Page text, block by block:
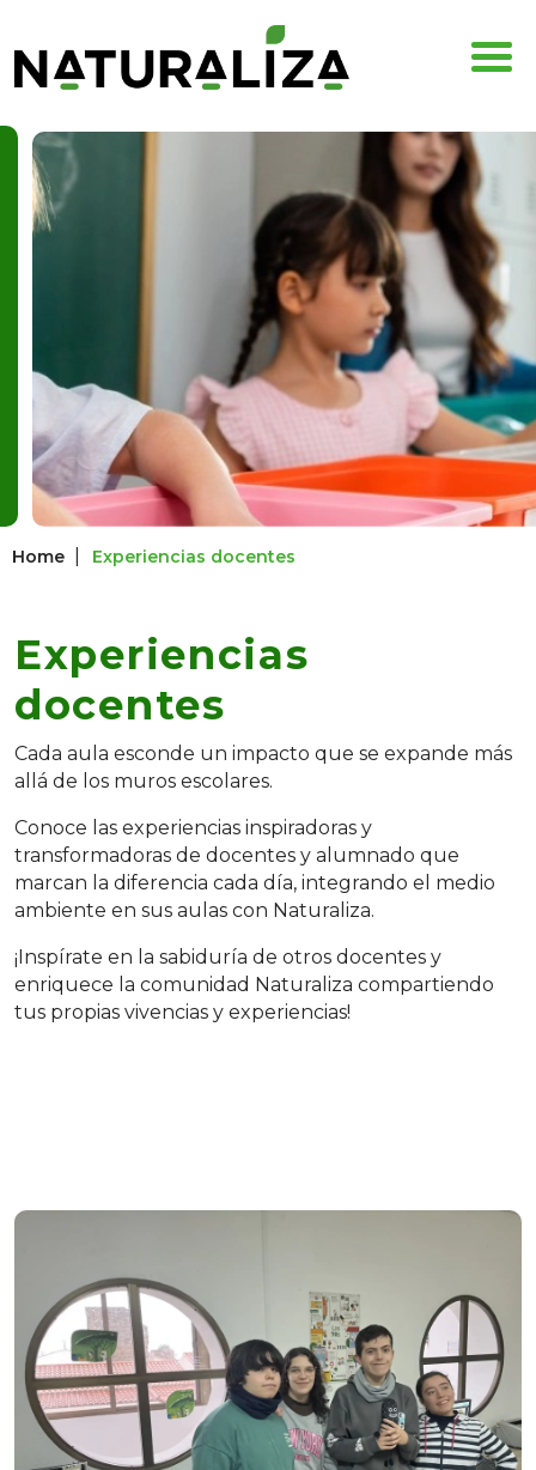
Home Experiencias docentes
Experiencias
docentes
Cada aula esconde un impacto que se expande más
allá de los muros escolares.
Conoce las experiencias inspiradoras y
transformadoras de docentes y alumnado que
marcan la diferencia cada día, integrando el medio
ambiente en sus aulas con Naturaliza.
¡Inspírate en la sabiduría de otros docentes y
enriquece la comunidad Naturaliza compartiendo
tus propias vivencias y experiencias!